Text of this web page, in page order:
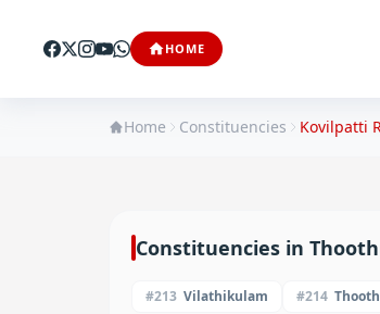
HOME
Home Constituencies Kovilpatti
Constituencies in
#213 Vilathikulam #214